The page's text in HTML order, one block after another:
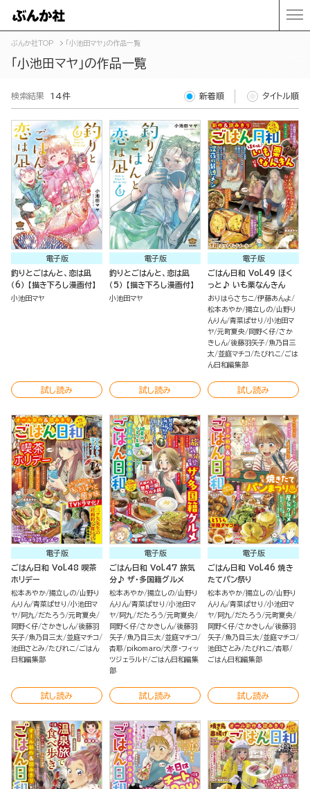
ぶんか社TOP 「小池田マヤ」の作品一覧
「小池田マヤ」の作品一覧
検索結果 14件 新着順 タイトル順
電子版
釣りとごはんと、恋は凪
（6） 【描き下ろし漫画付】
小池田マヤ
試し読み
電子版
釣りとごはんと、恋は凪
（5） 【描き下ろし漫画付】
小池田マヤ
試し読み
電子版
ごはん日和 Vol.49 ほく
っと♪ いも栗なんきん
おりはらさちこ 伊藤あんよ
松本あやか 揚立しの 山野り
んりん 青菜ぱせり
小池田マ
ヤ 元町夏央 岡野く仔 さか
きしん 後藤羽矢子 魚乃目三
太
並庭マチコ たびれこ
ごは
ん日和編集部
試し読み
電子版
ごはん日和 Vol.48 喫茶
ホリデー
松本あやか 揚立しの 山野り
んりん 青菜ぱせり
小池田マ
ヤ 阿九 だたろう 元町夏央
岡野く仔 さかきしん 後藤羽
矢子 魚乃目三太
並庭マチコ
池田さとみ たびれこ
ごはん
日和編集部
試し読み
電子版
ごはん日和 Vol.47 旅気
分♪ ザ・多国籍グルメ
松本あやか 揚立しの 山野り
んりん 青菜ぱせり
小池田マ
ヤ 阿九 だたろう 元町夏央
岡野く仔 さかきしん 後藤羽
矢子 魚乃目三太
並庭マチコ
杏耶
pikomaro 犬彦・フィッ
ツジェラルド ごはん日和編集
部
試し読み
電子版
ごはん日和 Vol.46 焼き
たてパン祭り
松本あやか 揚立しの 山野り
んりん 青菜ぱせり
小池田マ
ヤ 阿九 だたろう 元町夏央
岡野く仔 さかきしん 後藤羽
矢子 魚乃目三太
並庭マチコ
池田さとみ たびれこ 杏耶
ごはん日和編集部
試し読み